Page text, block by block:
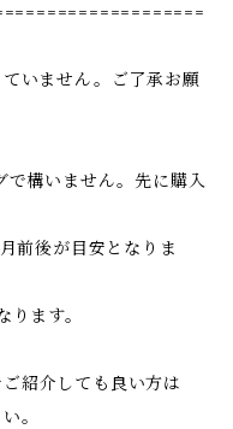
いません。ご了承お願
構いません。先に購入
前後が目安となりま
ます。
紹介しても良い方は
。